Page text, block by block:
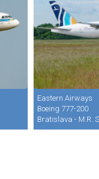
Eastern Airways
Boeing 777-200
Bratislava - M.R.